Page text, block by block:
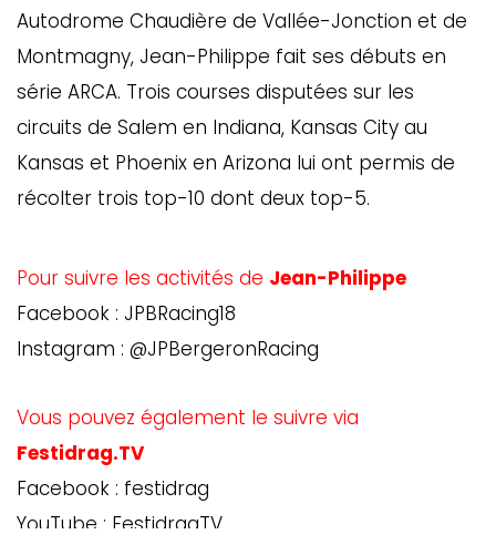
Autodrome Chaudière de Vallée-Jonction et de
Montmagny, Jean-Philippe fait ses débuts en
série ARCA. Trois courses disputées sur les
circuits de Salem en Indiana, Kansas City au
Kansas et Phoenix en Arizona lui ont permis de
récolter trois top-10 dont deux top-5.
Pour suivre les activités de Jean-Philippe
Facebook : JPBRacing18
Instagram : @JPBergeronRacing
Vous pouvez également le suivre via
Festidrag.TV
Facebook : festidrag
YouTube : FestidragTV